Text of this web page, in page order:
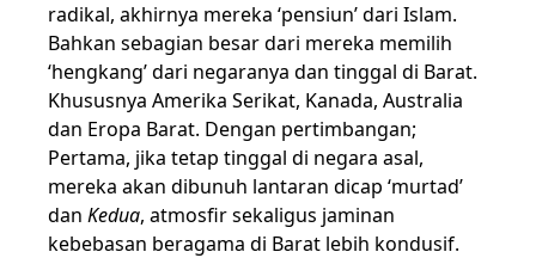
radikal, akhirnya mereka ‘pensiun’ dari Islam.
Bahkan sebagian besar dari mereka memilih
‘hengkang’ dari negaranya dan tinggal di Barat.
Khususnya Amerika Serikat, Kanada, Australia
dan Eropa Barat. Dengan pertimbangan;
Pertama, jika tetap tinggal di negara asal,
mereka akan dibunuh lantaran dicap ‘murtad’
dan Kedua, atmosfir sekaligus jaminan
kebebasan beragama di Barat lebih kondusif.